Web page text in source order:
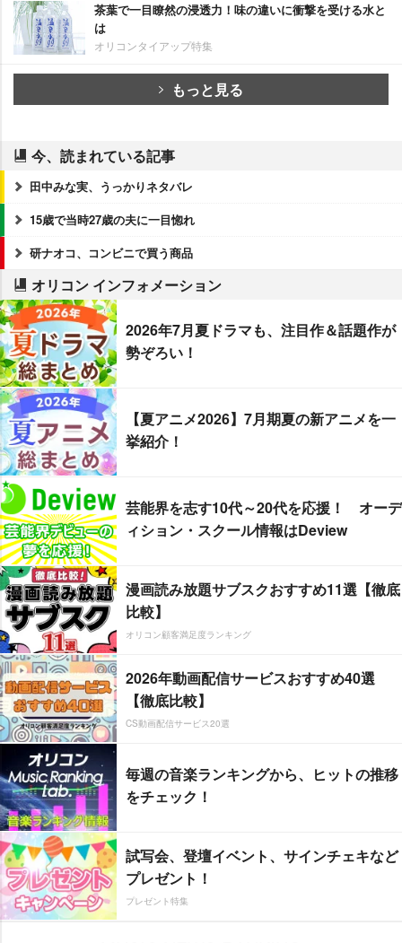
茶葉で一目瞭然の浸透力！味の違いに衝撃を受ける水と
は
オリコンタイアップ特集
もっと見る
今、読まれている記事
田中みな実、うっかりネタバレ
15歳で当時27歳の夫に一目惚れ
研ナオコ、コンビニで買う商品
オリコン インフォメーション
2026年7月夏ドラマも、注目作＆話題作が
勢ぞろい！
【夏アニメ2026】7月期夏の新アニメを一
挙紹介！
芸能界を志す10代～20代を応援！ オーデ
ィション・スクール情報はDeview
漫画読み放題サブスクおすすめ11選【徹底
比較】
オリコン顧客満足度ランキング
2026年動画配信サービスおすすめ40選
【徹底比較】
CS動画配信サービス20選
毎週の音楽ランキングから、ヒットの推移
をチェック！
試写会、登壇イベント、サインチェキなど
プレゼント！
プレゼント特集